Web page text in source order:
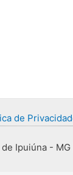
de
Ipuiúna -